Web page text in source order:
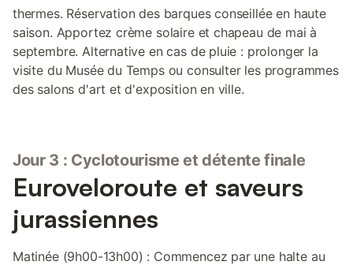
thermes. Réservation des barques conseillée en haute
saison. Apportez crème solaire et chapeau de mai à
septembre. Alternative en cas de pluie : prolonger la
visite du Musée du Temps ou consulter les programmes
des salons d'art et d'exposition en ville.
Jour 3 : Cyclotourisme et détente finale
Euroveloroute et saveurs
jurassiennes
Matinée (9h00-13h00) : Commencez par une halte au